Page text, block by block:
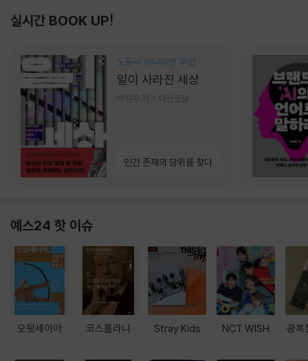
실시간 BOOK UP!
노동이 아니라면 무엇
일이 사라진 세상
이진우 저 다산초당
인간 존재의 당위를 찾다
예스24 핫 이슈
오뒷세이아 코스톨라니 Stray Kids NCT WISH 광복